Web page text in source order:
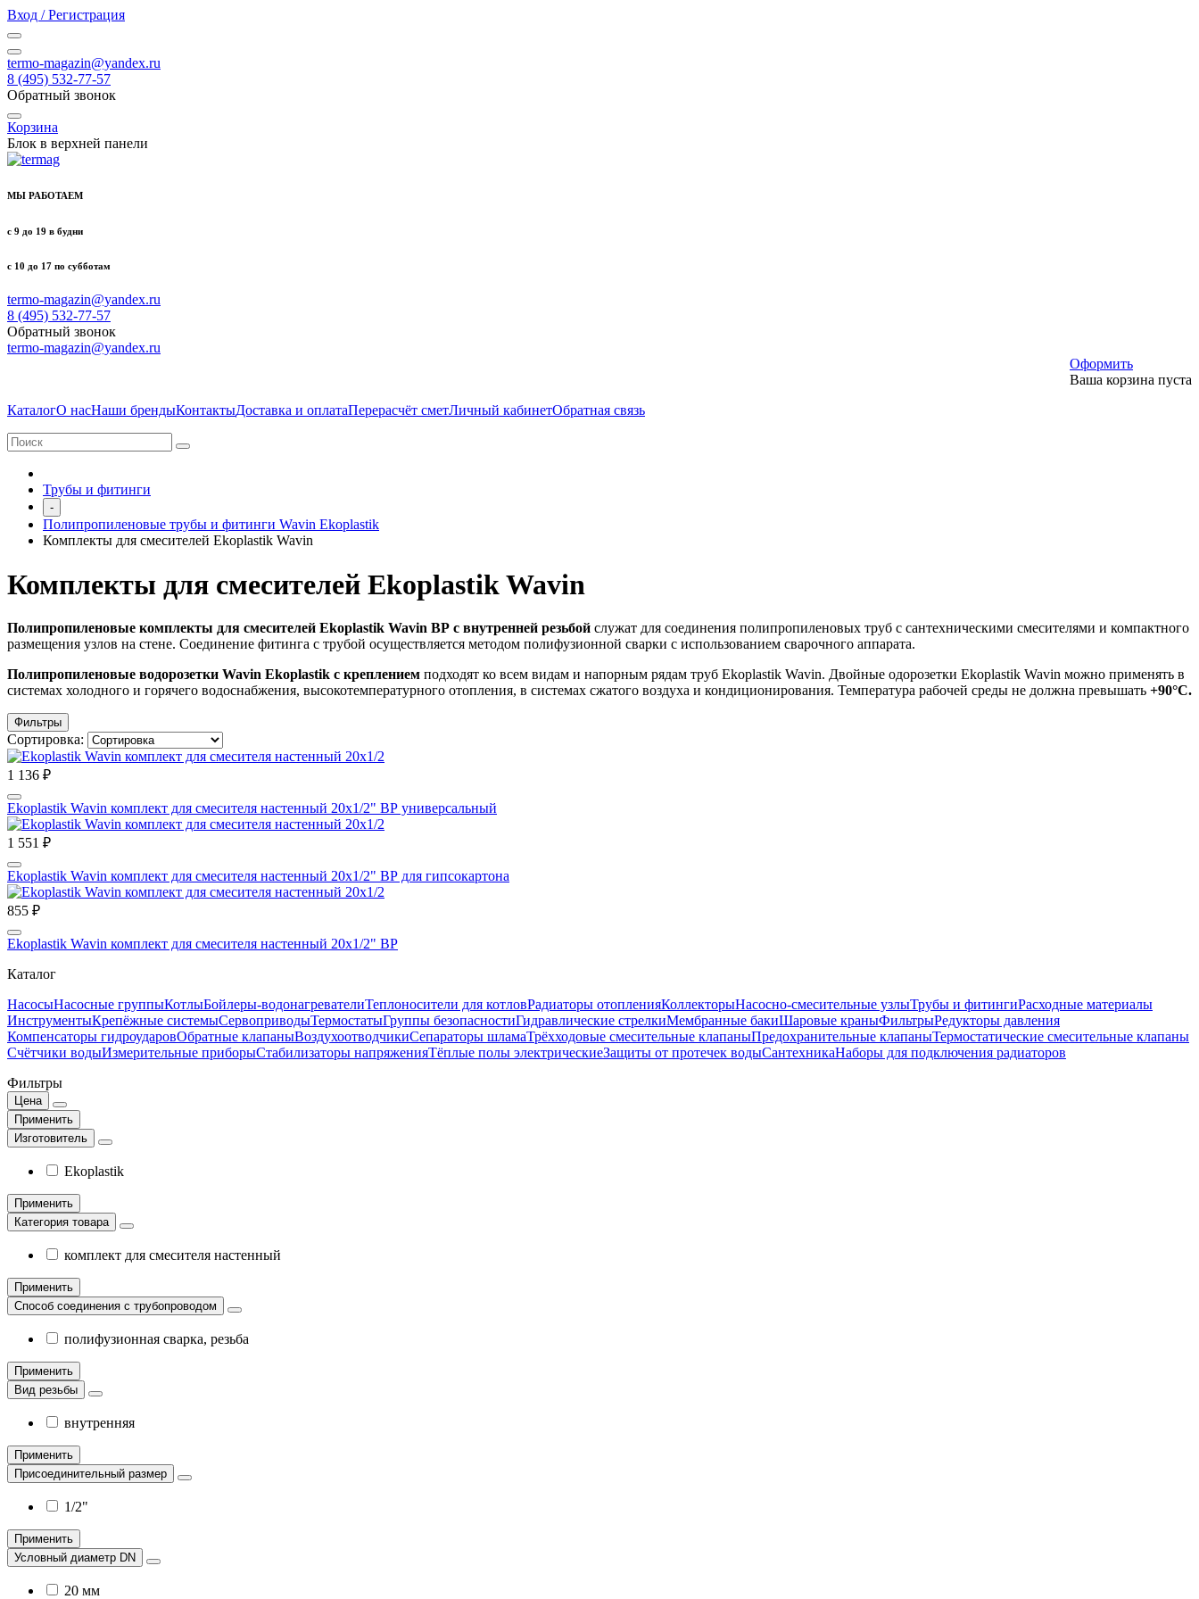
Вход / Регистрация
termo-magazin@yandex.ru
8 (495) 532-77-57
Обратный звонок
Корзина
Блок в верхней панели
МЫ РАБОТАЕМ
с 9 до 19 в будни
с 10 до 17 по субботам
termo-magazin@yandex.ru
8 (495) 532-77-57
Обратный звонок
termo-magazin@yandex.ru
Оформить
Ваша корзина пуста
КаталогО насНаши брендыКонтактыДоставка и оплатаПерерасчёт сметЛичный кабинетОбратная связь
Трубы и фитинги
-
Полипропиленовые трубы и фитинги Wavin Ekoplastik
Комплекты для смесителей Ekoplastik Wavin
Комплекты для смесителей Ekoplastik Wavin
Полипропиленовые комплекты для смесителей Ekoplastik Wavin ВР с внутренней резьбой служат для соединения полипропиленовых труб с сантехническими смесителями и компактного
размещения узлов на стене. Соединение фитинга с трубой осуществляется методом полифузионной сварки с использованием сварочного аппарата.
Полипропиленовые водорозетки Wavin Ekoplastik с креплением подходят ко всем видам и напорным рядам труб Ekoplastik Wavin. Двойные одорозетки Ekoplastik Wavin можно применять в
системах холодного и горячего водоснабжения, высокотемпературного отопления, в системах сжатого воздуха и кондиционирования. Температура рабочей среды не должна превышать +90°C.
Фильтры
Сортировка:
1 136 ₽
Ekoplastik Wavin комплект для смесителя настенный 20х1/2" ВР универсальный
1 551 ₽
Ekoplastik Wavin комплект для смесителя настенный 20х1/2" ВР для гипсокартона
855 ₽
Ekoplastik Wavin комплект для смесителя настенный 20х1/2" ВР
Каталог
НасосыНасосные группыКотлыБойлеры-водонагревателиТеплоносители для котловРадиаторы отопленияКоллекторыНасосно-смесительные узлыТрубы и фитингиРасходные материалы
ИнструментыКрепёжные системыСервоприводыТермостатыГруппы безопасностиГидравлические стрелкиМембранные бакиШаровые краныФильтрыРедукторы давления
Компенсаторы гидроударовОбратные клапаныВоздухоотводчикиСепараторы шламаТрёхходовые смесительные клапаныПредохранительные клапаныТермостатические смесительные клапаны
Счётчики водыИзмерительные приборыСтабилизаторы напряженияТёплые полы электрическиеЗащиты от протечек водыСантехникаНаборы для подключения радиаторов
Фильтры
Цена
Применить
Изготовитель
Ekoplastik
Применить
Категория товара
комплект для смесителя настенный
Применить
Способ соединения с трубопроводом
полифузионная сварка, резьба
Применить
Вид резьбы
внутренняя
Применить
Присоединительный размер
1/2"
Применить
Условный диаметр DN
20 мм